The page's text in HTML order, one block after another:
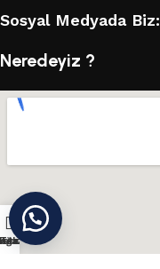
Sosyal Medyada Biz:
Neredeyiz ?
Teklif Al